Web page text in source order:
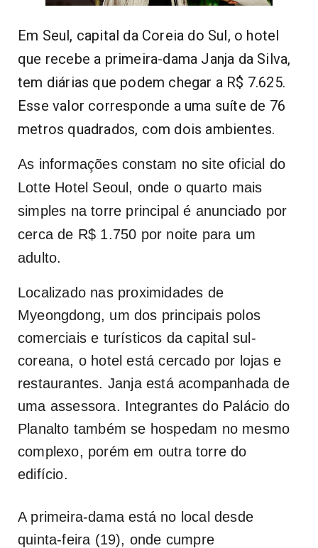
Em Seul, capital da Coreia do Sul, o hotel
que recebe a primeira-dama Janja da Silva,
tem diárias que podem chegar a R$ 7.625.
Esse valor corresponde a uma suíte de 76
metros quadrados, com dois ambientes.
As informações constam no site oficial do
Lotte Hotel Seoul, onde o quarto mais
simples na torre principal é anunciado por
cerca de R$ 1.750 por noite para um
adulto.
Localizado nas proximidades de
Myeongdong, um dos principais polos
comerciais e turísticos da capital sul-
coreana, o hotel está cercado por lojas e
restaurantes. Janja está acompanhada de
uma assessora. Integrantes do Palácio do
Planalto também se hospedam no mesmo
complexo, porém em outra torre do
edifício.
A primeira-dama está no local desde
quinta-feira (19), onde cumpre